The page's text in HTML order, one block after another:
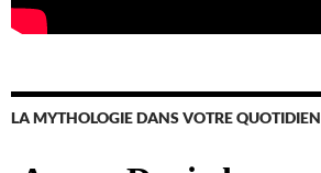
LA MYTHOLOGIE DANS VOTRE QUOTIDIEN